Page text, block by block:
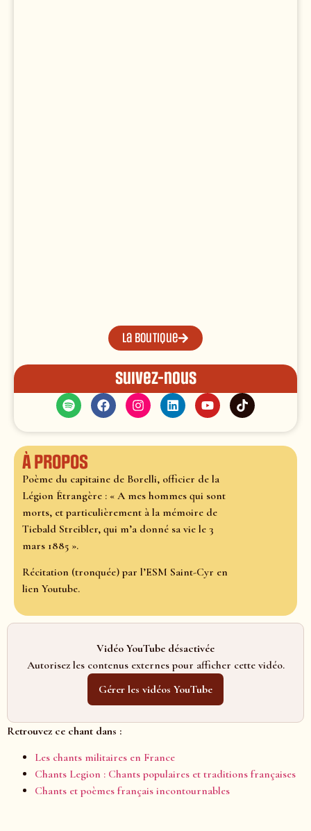
La boutique
Suivez-nous
À propos
Poème du capitaine de Borelli, officier de la
Légion Étrangère : « A mes hommes qui sont
morts, et particulièrement à la mémoire de
Tiebald Streibler, qui m’a donné sa vie le 3
mars 1885 ».
Récitation (tronquée) par l’ESM Saint-Cyr en
lien Youtube.
Vidéo YouTube désactivée
Autorisez les contenus externes pour afficher cette vidéo.
Gérer les vidéos YouTube
Retrouvez ce chant dans :
Les chants militaires en France
Chants Legion : Chants populaires et traditions françaises
Chants et poèmes français incontournables